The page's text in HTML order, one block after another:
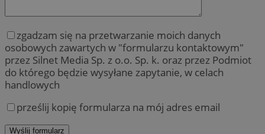
zgadzam się na przetwarzanie moich danych
osobowych zawartych w "formularzu kontaktowym"
przez Silnet Media Sp. z o.o. Sp. k. oraz przez Podmiot
do którego będzie wysyłane zapytanie, w celach
handlowych
prześlij kopię formularza na mój adres email